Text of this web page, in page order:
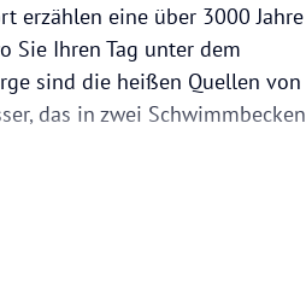
erzählen eine über 3000 Jahre
Sie Ihren Tag unter dem
sind die heißen Quellen von
das in zwei Schwimmbecken